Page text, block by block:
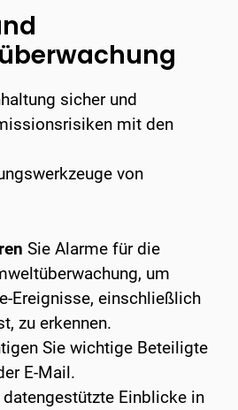
sicher und
mit den
von
Sie Alarme für die
um
Ereignisse, einschließlich
zu erkennen.
Sie wichtige Beteiligte
E-Mail.
datengestützte Einblicke in